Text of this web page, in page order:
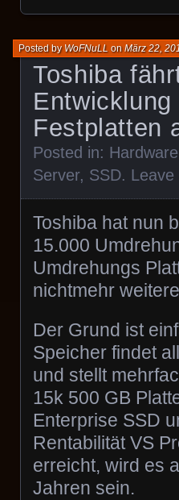
Toshiba
Festplatten
Posted byWoFNuLL onMärz 22,
Posted in: Hardware
Server, SSD.
Toshiba hat nun
15.000
Umdrehungs
nichtmehr
Der Grund ist
Speicher findet
und stellt
15k 500 GB
Enterprise SSD
Rentabilität VS
erreicht, wird es
Jahren sein.